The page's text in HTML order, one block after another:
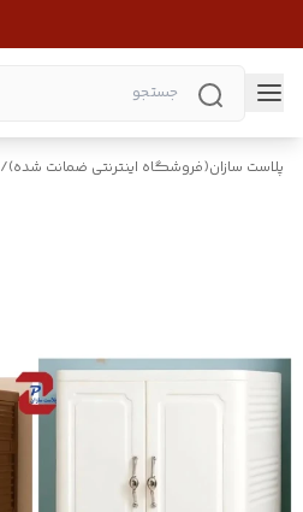
پلاست سازان(فروشگاه اینترنتی ضمانت شده)/